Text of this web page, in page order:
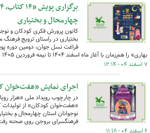
چهارمحال و بختیاری
کانون پرورش فکری کودکان و
بختیاری در راستای ترویج
بهاری» را هم‌زمان با آغاز ماه اسفند ۱۴۰۴ تا نیمه فروردین ۱۴۰۵ برگزار می‌کند.
۷ اسفند ۰۴ - ۱۲:۱۴
اجرای نمایش «هفت‌خوان
در چارچوب رویداد ملی «هزار
«هفت‌خوان کودکان» از
فرهنگسرای بروجن روی صحنه
۶ اسفند ۰۴ - ۱۱:۱۸